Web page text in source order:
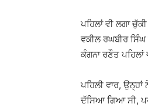
ਪਹਿਲਾਂ ਵੀ ਲਗਾ
ਵਕੀਲ ਰਘਬੀਰ ਸਿੰਘ
ਕੰਗਨਾ ਰਣੌਤ
ਪਹਿਲੀ ਵਾਰ,
ਦੱਸਿਆ ਗਿਆ ਸੀ,